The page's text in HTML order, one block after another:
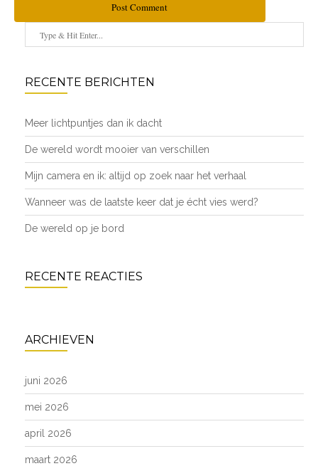
Post Comment
RECENTE BERICHTEN
Meer lichtpuntjes dan ik dacht
De wereld wordt mooier van verschillen
Mijn camera en ik: altijd op zoek naar het verhaal
Wanneer was de laatste keer dat je écht vies werd?
De wereld op je bord
RECENTE REACTIES
ARCHIEVEN
juni 2026
mei 2026
april 2026
maart 2026